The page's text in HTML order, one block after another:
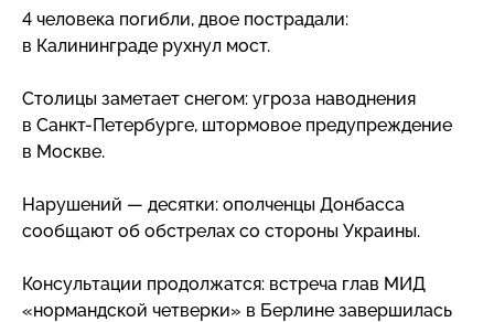
4 человека погибли, двое пострадали:
в Калининграде рухнул мост.
Столицы заметает снегом: угроза наводнения
в Санкт-Петербурге, штормовое предупреждение
в Москве.
Нарушений — десятки: ополченцы Донбасса
сообщают об обстрелах со стороны Украины.
Консультации продолжатся: встреча глав МИД
«нормандской четверки» в Берлине завершилась